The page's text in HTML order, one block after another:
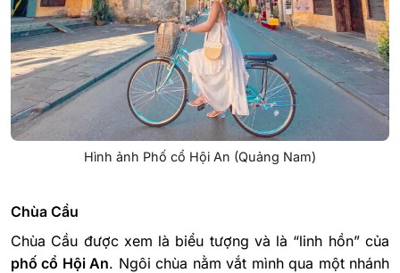
Hình ảnh Phố cổ Hội An (Quảng Nam)
Chùa Cầu
Chùa Cầu được xem là biểu tượng và là “linh hồn” của
phố cổ Hội An. Ngôi chùa nằm vắt mình qua một nhánh